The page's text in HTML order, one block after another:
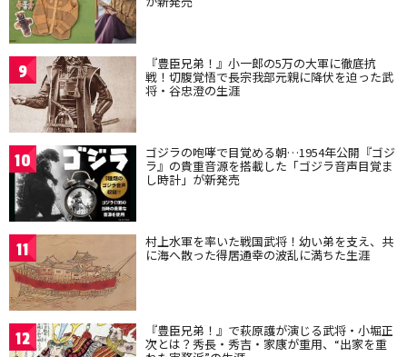
9 『豊臣兄弟！』小一郎の5万の大軍に徹底抗
戦！切腹覚悟で長宗我部元親に降伏を迫った武
将・谷忠澄の生涯
10 ゴジラの咆哮で目覚める朝…1954年公開『ゴジ
ラ』の貴重音源を搭載した「ゴジラ音声目覚ま
し時計」が新発売
11 村上水軍を率いた戦国武将！幼い弟を支え、共
に海へ散った得居通幸の波乱に満ちた生涯
12 『豊臣兄弟！』で萩原護が演じる武将・小堀正
次とは？秀長・秀吉・家康が重用、“出家を重